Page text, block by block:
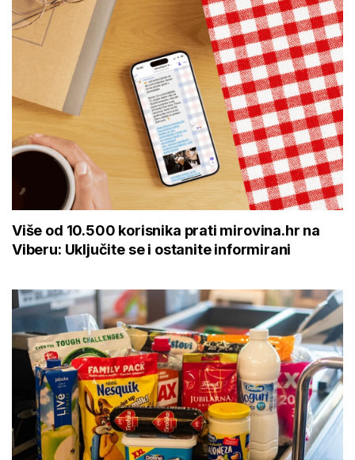
Više od 10.500 korisnika prati mirovina.hr na
Viberu: Uključite se i ostanite informirani